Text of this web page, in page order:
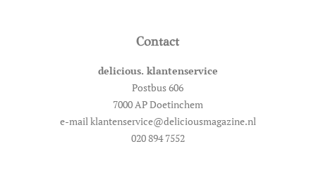
Contact
delicious. klantenservice
Postbus 606
7000 AP Doetinchem
e-mail klantenservice@deliciousmagazine.nl
020 894 7552